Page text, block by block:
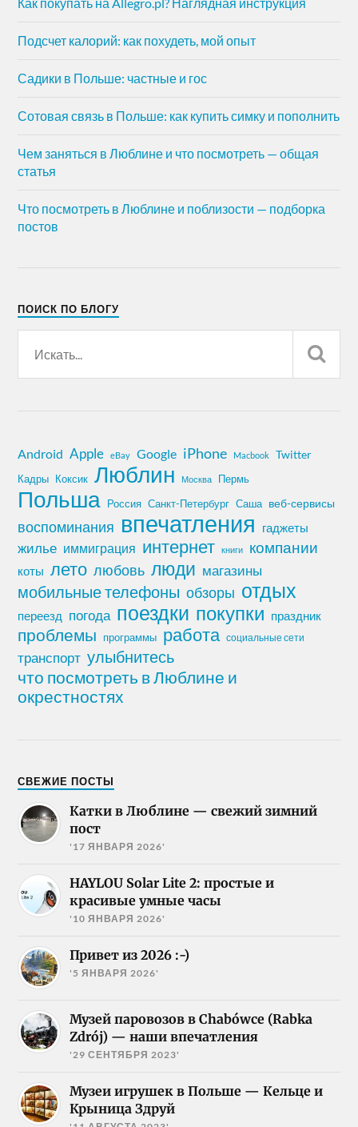
Подсчет калорий: как похудеть, мой опыт
Садики в Польше: частные и гос
Сотовая связь в Польше: как купить симку и пополнить
Чем заняться в Люблине и что посмотреть — общая
статья
Что посмотреть в Люблине и поблизости — подборка
постов
ПОИСК ПО БЛОГУ
Android Apple eBay Google iPhone Macbook Twitter
Кадры Коксик Люблин Москва Пермь
Польша Россия Санкт-Петербург Саша веб-сервисы
воспоминания впечатления гаджеты
жилье иммиграция интернет книги компании
коты лето любовь люди магазины
мобильные телефоны обзоры отдых
переезд погода поездки покупки праздник
проблемы программы работа социальные сети
транспорт улыбнитесь
что посмотреть в Люблине и
окрестностях
СВЕЖИЕ ПОСТЫ
Катки в Люблине — свежий зимний
пост
'17 ЯНВАРЯ 2026'
HAYLOU Solar Lite 2: простые и
красивые умные часы
'10 ЯНВАРЯ 2026'
Привет из 2026 :-)
'5 ЯНВАРЯ 2026'
Музей паровозов в Chabówce (Rabka
Zdrój) — наши впечатления
'29 СЕНТЯБРЯ 2023'
Музеи игрушек в Польше — Кельце и
Крыница Здруй